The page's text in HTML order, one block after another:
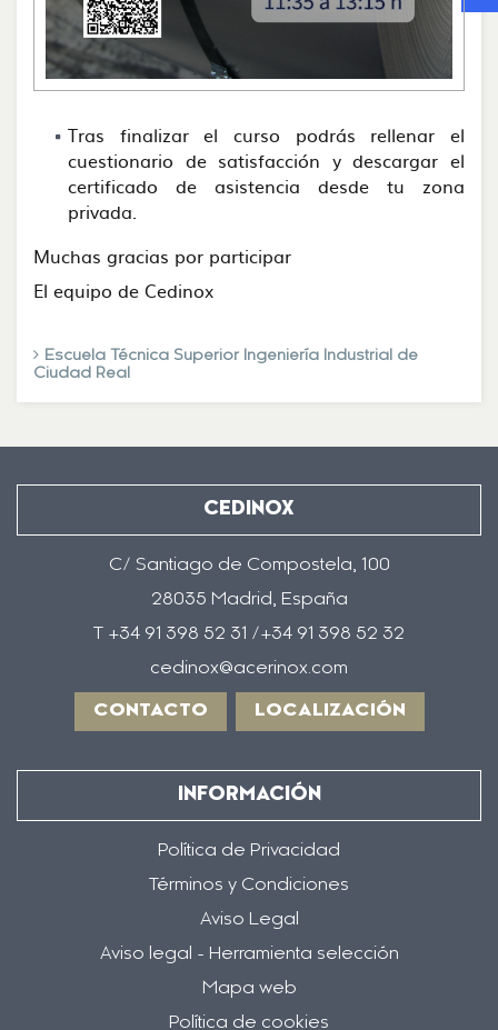
Tras finalizar el curso podrás rellenar el
cuestionario de satisfacción y descargar el
certificado de asistencia desde tu zona
privada.
Muchas gracias por participar
El equipo de Cedinox
Escuela Técnica Superior Ingeniería Industrial de
Ciudad Real
CEDINOX
C/ Santiago de Compostela, 100
28035 Madrid, España
T +34 91 398 52 31 /+34 91 398 52 32
cedinox@acerinox.com
CONTACTO LOCALIZACIÓN
INFORMACIÓN
Política de Privacidad
Términos y Condiciones
Aviso Legal
Aviso legal - Herramienta selección
Mapa web
Política de cookies